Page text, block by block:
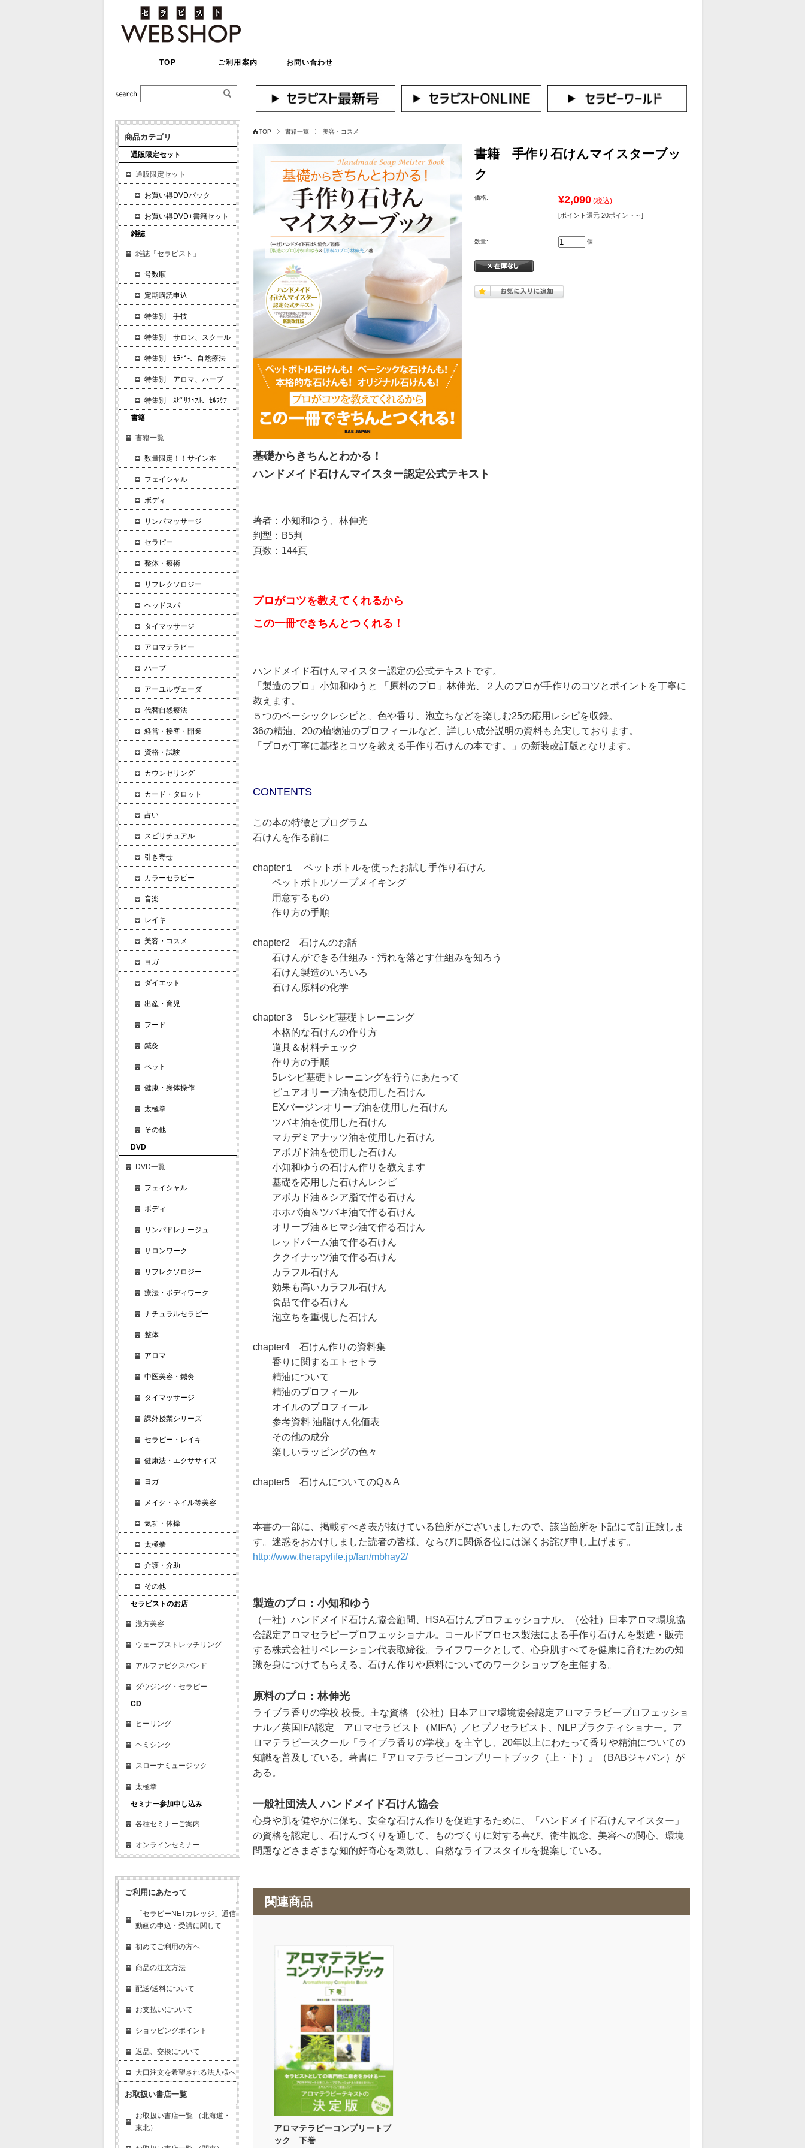
TOP ご利用案内 お問い合わせ
TOP 書籍一覧 美容・コスメ
書籍 手作り石けんマイスターブッ
ク
価格: ¥2,090 (税込)
[ポイント還元 20ポイント～]
数量: 個
基礎からきちんとわかる！
ハンドメイド石けんマイスター認定公式テキスト
著者：小知和ゆう、林伸光
判型：B5判
頁数：144頁
プロがコツを教えてくれるから
この一冊できちんとつくれる！
ハンドメイド石けんマイスター認定の公式テキストです。
「製造のプロ」小知和ゆうと 「原料のプロ」林伸光、２人のプロが手作りのコツとポイントを丁寧に
教えます。
５つのベーシックレシピと、色や香り、泡立ちなどを楽しむ25の応用レシピを収録。
36の精油、20の植物油のプロフィールなど、詳しい成分説明の資料も充実しております。
「プロが丁寧に基礎とコツを教える手作り石けんの本です。」の新装改訂版となります。
CONTENTS
この本の特徴とプログラム
石けんを作る前に
chapter１ ペットボトルを使ったお試し手作り石けん
ペットボトルソープメイキング
用意するもの
作り方の手順
chapter2 石けんのお話
石けんができる仕組み・汚れを落とす仕組みを知ろう
石けん製造のいろいろ
石けん原料の化学
chapter３ 5レシピ基礎トレーニング
本格的な石けんの作り方
道具＆材料チェック
作り方の手順
5レシピ基礎トレーニングを行うにあたって
ピュアオリーブ油を使用した石けん
EXバージンオリーブ油を使用した石けん
ツバキ油を使用した石けん
マカデミアナッツ油を使用した石けん
アボガド油を使用した石けん
小知和ゆうの石けん作りを教えます
基礎を応用した石けんレシピ
アボカド油＆シア脂で作る石けん
ホホバ油＆ツバキ油で作る石けん
オリーブ油＆ヒマシ油で作る石けん
レッドパーム油で作る石けん
ククイナッツ油で作る石けん
カラフル石けん
効果も高いカラフル石けん
食品で作る石けん
泡立ちを重視した石けん
chapter4 石けん作りの資料集
香りに関するエトセトラ
精油について
精油のプロフィール
オイルのプロフィール
参考資料 油脂けん化価表
その他の成分
楽しいラッピングの色々
chapter5 石けんについてのQ＆A
本書の一部に、掲載すべき表が抜けている箇所がございましたので、該当箇所を下記にて訂正致しま
す。迷惑をおかけしました読者の皆様、ならびに関係各位には深くお詫び申し上げます。
http://www.therapylife.jp/fan/mbhay2/
製造のプロ：小知和ゆう
（一社）ハンドメイド石けん協会顧問、HSA石けんプロフェッショナル、（公社）日本アロマ環境協
会認定アロマセラピープロフェッショナル。コールドプロセス製法による手作り石けんを製造・販売
する株式会社リベレーション代表取締役。ライフワークとして、心身肌すべてを健康に育むための知
識を身につけてもらえる、石けん作りや原料についてのワークショップを主催する。
原料のプロ：林伸光
ライブラ香りの学校 校長。主な資格 （公社）日本アロマ環境協会認定アロマテラピープロフェッショ
ナル／英国IFA認定 アロマセラピスト（MIFA）／ヒプノセラピスト、NLPプラクティショナー。ア
ロマテラピースクール「ライブラ香りの学校」を主宰し、20年以上にわたって香りや精油についての
知識を普及している。著書に『アロマテラピーコンプリートブック（上・下）』（BABジャパン）が
ある。
一般社団法人 ハンドメイド石けん協会
心身や肌を健やかに保ち、安全な石けん作りを促進するために、「ハンドメイド石けんマイスター」
の資格を認定し、石けんづくりを通して、ものづくりに対する喜び、衛生観念、美容への関心、環境
問題などさまざまな知的好奇心を刺激し、自然なライフスタイルを提案している。
関連商品
アロマテラピーコンプリートブ
ック 下巻
商品カテゴリ
通販限定セット
通販限定セット
お買い得DVDパック
お買い得DVD+書籍セット
雑誌
雑誌「セラピスト」
号数順
定期購読申込
特集別 手技
特集別 サロン、スクール
特集別 ｾﾗﾋﾟ-、自然療法
特集別 アロマ、ハーブ
特集別 ｽﾋﾟﾘﾁｭｱﾙ、ｾﾙﾌｹｱ
書籍
書籍一覧
数量限定！！サイン本
フェイシャル
ボディ
リンパマッサージ
セラピー
整体・療術
リフレクソロジー
ヘッドスパ
タイマッサージ
アロマテラピー
ハーブ
アーユルヴェーダ
代替自然療法
経営・接客・開業
資格・試験
カウンセリング
カード・タロット
占い
スピリチュアル
引き寄せ
カラーセラピー
音楽
レイキ
美容・コスメ
ヨガ
ダイエット
出産・育児
フード
鍼灸
ペット
健康・身体操作
太極拳
その他
DVD
DVD一覧
フェイシャル
ボディ
リンパドレナージュ
サロンワーク
リフレクソロジー
療法・ボディワーク
ナチュラルセラピー
整体
アロマ
中医美容・鍼灸
タイマッサージ
課外授業シリーズ
セラピー・レイキ
健康法・エクササイズ
ヨガ
メイク・ネイル等美容
気功・体操
太極拳
介護・介助
その他
セラピストのお店
漢方美容
ウェーブストレッチリング
アルファビクスバンド
ダウジング・セラピー
CD
ヒーリング
ヘミシンク
スローナミュージック
太極拳
セミナー参加申し込み
各種セミナーご案内
オンラインセミナー
ご利用にあたって
「セラピーNETカレッジ」通信
動画の申込・受講に関して
初めてご利用の方へ
商品の注文方法
配送/送料について
お支払いについて
ショッピングポイント
返品、交換について
大口注文を希望される法人様へ
お取扱い書店一覧
お取扱い書店一覧 （北海道・
東北）